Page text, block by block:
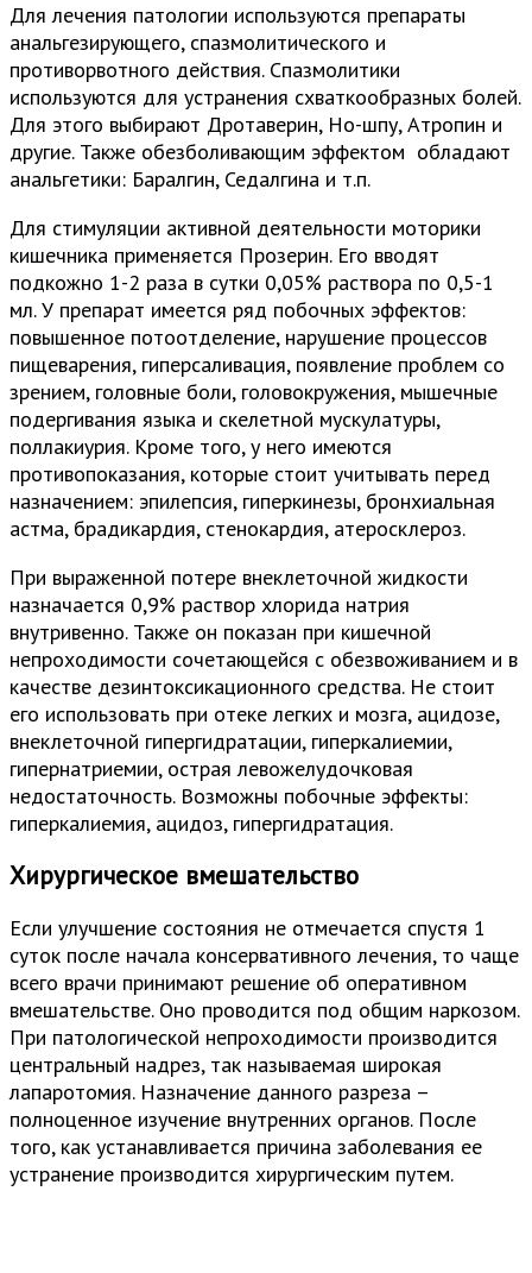
Для лечения патологии используются препараты
анальгезирующего, спазмолитического и
противорвотного действия. Спазмолитики
используются для устранения схваткообразных болей.
Для этого выбирают Дротаверин, Но-шпу, Атропин и
другие. Также обезболивающим эффектом обладают
анальгетики: Баралгин, Седалгина и т.п.
Для стимуляции активной деятельности моторики
кишечника применяется Прозерин. Его вводят
подкожно 1-2 раза в сутки 0,05% раствора по 0,5-1
мл. У препарат имеется ряд побочных эффектов:
повышенное потоотделение, нарушение процессов
пищеварения, гиперсаливация, появление проблем со
зрением, головные боли, головокружения, мышечные
подергивания языка и скелетной мускулатуры,
поллакиурия. Кроме того, у него имеются
противопоказания, которые стоит учитывать перед
назначением: эпилепсия, гиперкинезы, бронхиальная
астма, брадикардия, стенокардия, атеросклероз.
При выраженной потере внеклеточной жидкости
назначается 0,9% раствор хлорида натрия
внутривенно. Также он показан при кишечной
непроходимости сочетающейся с обезвоживанием и в
качестве дезинтоксикационного средства. Не стоит
его использовать при отеке легких и мозга, ацидозе,
внеклеточной гипергидратации, гиперкалиемии,
гипернатриемии, острая левожелудочковая
недостаточность. Возможны побочные эффекты:
гиперкалиемия, ацидоз, гипергидратация.
Хирургическое вмешательство
Если улучшение состояния не отмечается спустя 1
суток после начала консервативного лечения, то чаще
всего врачи принимают решение об оперативном
вмешательстве. Оно проводится под общим наркозом.
При патологической непроходимости производится
центральный надрез, так называемая широкая
лапаротомия. Назначение данного разреза –
полноценное изучение внутренних органов. После
того, как устанавливается причина заболевания ее
устранение производится хирургическим путем.